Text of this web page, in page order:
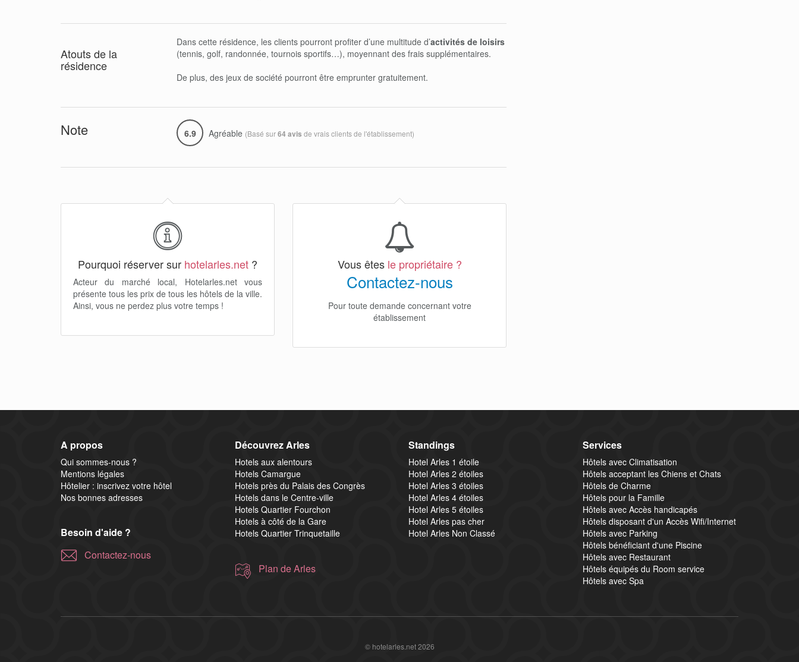
Atouts de la
résidence
Dans cette résidence, les clients pourront profiter d’une multitude d’activités de loisirs
(tennis, golf, randonnée, tournois sportifs…), moyennant des frais supplémentaires.
De plus, des jeux de société pourront être emprunter gratuitement.
Note 6.9 Agréable (Basé sur64 avis de vrais clients de l'établissement)
Pourquoi réserver sur hotelarles.net ?
Acteur du marché local, Hotelarles.net vous
présente tous les prix de tous les hôtels de la ville.
Ainsi, vous ne perdez plus votre temps !
Vous êtes le propriétaire ?
Contactez-nous
Pour toute demande concernant votre
établissement
A propos
Qui sommes-nous ?
Mentions légales
Hôtelier : inscrivez votre hôtel
Nos bonnes adresses
Besoin d'aide ?
Contactez-nous
Découvrez Arles
Hotels aux alentours
Hotels Camargue
Hotels près du Palais des Congrès
Hotels dans le Centre-ville
Hotels Quartier Fourchon
Hotels à côté de la Gare
Hotels Quartier Trinquetaille
Plan de Arles
Standings
Hotel Arles 1 étoile
Hotel Arles 2 étoiles
Hotel Arles 3 étoiles
Hotel Arles 4 étoiles
Hotel Arles 5 étoiles
Hotel Arles pas cher
Hotel Arles Non Classé
Services
Hôtels avec Climatisation
Hôtels acceptant les Chiens et Chats
Hôtels de Charme
Hôtels pour la Famille
Hôtels avec Accès handicapés
Hôtels disposant d'un Accès Wifi/Internet
Hôtels avec Parking
Hôtels bénéficiant d'une Piscine
Hôtels avec Restaurant
Hôtels équipés du Room service
Hôtels avec Spa
© hotelarles.net 2026